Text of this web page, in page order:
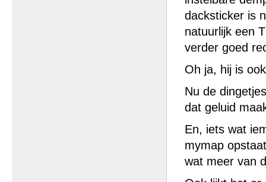
dacksticker is
natuurlijk een
verder goed
Oh ja, hij is
Nu de
dat geluid
En, iets wat
mymap
wat meer van